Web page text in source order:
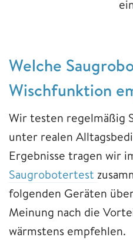
Welche
Wischfunktion
Wir testen regelmäßig
unter realen
Ergebnisse tragen wir
Saugrobotertest
folgenden Geräten
Meinung nach die
wärmstens empfehlen.